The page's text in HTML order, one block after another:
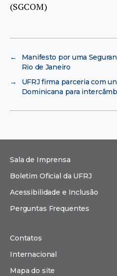
(SGCOM)
←
Manifesto por uma
Rio de Janeiro
→
UFRJ firma parceria com
Dominicana para
Sala de Imprensa
Boletim Oficial da UFRJ
Acessibilidade e Inclusão
Perguntas Frequentes
Contatos
Internacional
Mapa do site